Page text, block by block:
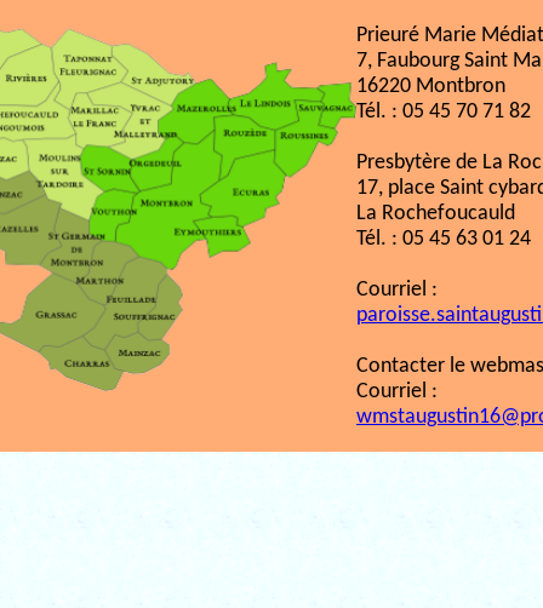
Prieuré Marie
7, Faubourg Saint
16220 Montbron
Tél. : 05 45 70 71 82
Presbytère de La
17, place Saint
La Rochefoucauld
Tél. : 05 45 63 01 24
Courriel :
Contacter le
Courriel :